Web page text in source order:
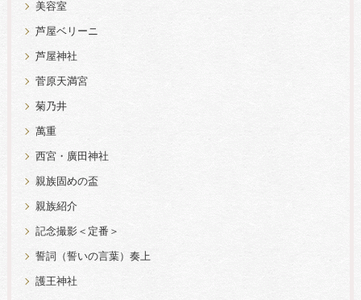
美容室
芦屋ベリーニ
芦屋神社
菅原天満宮
菊乃井
萬重
西宮・廣田神社
親族固めの盃
親族紹介
記念撮影＜定番＞
誓詞（誓いの言葉）奏上
護王神社